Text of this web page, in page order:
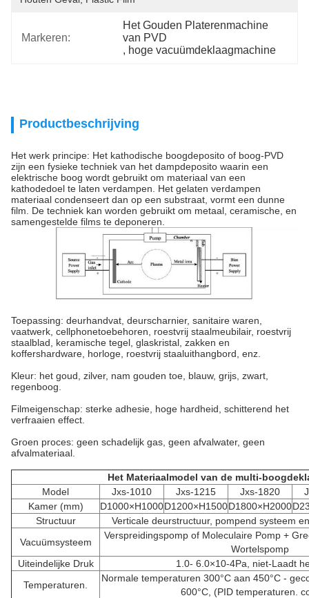
Markeren:
Het Gouden Platerenmachine
van PVD
, hoge vacuümdeklaagmachine
Productbeschrijving
Het werk principe: Het kathodische boogdeposito of boog-PVD
zijn een fysieke techniek van het dampdeposito waarin een
elektrische boog wordt gebruikt om materiaal van een
kathodedoel te laten verdampen. Het gelaten verdampen
materiaal condenseert dan op een substraat, vormt een dunne
film. De techniek kan worden gebruikt om metaal, ceramische, en
samengestelde films te deponeren.
Toepassing: deurhandvat, deurscharnier, sanitaire waren,
vaatwerk, cellphonetoebehoren, roestvrij staalmeubilair, roestvrij
staalblad, keramische tegel, glaskristal, zakken en
koffershardware, horloge, roestvrij staaluithangbord, enz.
Kleur: het goud, zilver, nam gouden toe, blauw, grijs, zwart,
regenboog.
Filmeigenschap: sterke adhesie, hoge hardheid, schitterend het
verfraaien effect.
Groen proces: geen schadelijk gas, geen afvalwater, geen
afvalmateriaal.
Het Materiaalmodel van de multi-
Model
Jxs-1010 Jxs-1215 Jxs-1820
Kamer (mm)
D1000×H1000D1200×H1500D1800×H2000
Structuur
Verticale deurstructuur, pompend systeem
Vacuümsysteem
Verspreidingspomp of Moleculaire Pomp +
Wortelspomp
Uiteindelijke Druk
1.0- 6.0×10-4Pa, niet-Laadt
Temperaturen.
Normale temperaturen 300°C aan 450°C -
600°C, (PID temperaturen.